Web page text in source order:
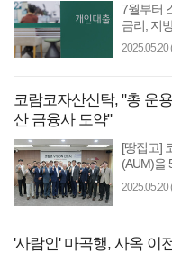
7월부터
금리, 지
천만~3천
버는 직
2025.05.20
코람코자산신탁, "총 운
산 금융사 도약"
[땅집고]
(AUM)을
약고 목
코람코자
2025.05.20
'사람인' 마곡행, 사옥 이